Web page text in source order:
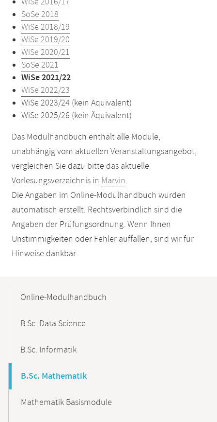
SoSe 2018
WiSe 2018/19
WiSe 2019/20
WiSe 2020/21
SoSe 2021
WiSe 2021/22
WiSe 2022/23
WiSe 2023/24 (kein Äquivalent)
WiSe 2025/26 (kein Äquivalent)
Das Modulhandbuch enthält alle Module,
unabhängig vom aktuellen Veranstaltungsangebot,
vergleichen Sie dazu bitte das aktuelle
Vorlesungsverzeichnis in Marvin.
Die Angaben im Online-Modulhandbuch wurden
automatisch erstellt. Rechtsverbindlich sind die
Angaben der Prüfungsordnung. Wenn Ihnen
Unstimmigkeiten oder Fehler auffallen, sind wir für
Hinweise dankbar.
NavigationOnline-Modulhandbuch
B.Sc. Data Science
B.Sc. Informatik
B.Sc. Mathematik
Mathematik Basismodule